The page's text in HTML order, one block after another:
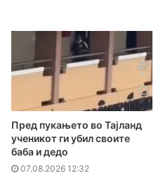
Пред пукањето во Тајланд
ученикот ги убил своите
баба и дедо
07.08.2026 12:32